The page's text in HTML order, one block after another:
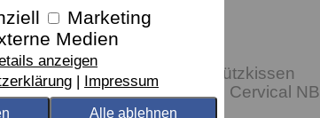
Marketing
Medien
anzeigen
Impressum
Alle ablehnen
kauften auch:
nature
Nackenstützkissen
dormabell Cervical NB
6